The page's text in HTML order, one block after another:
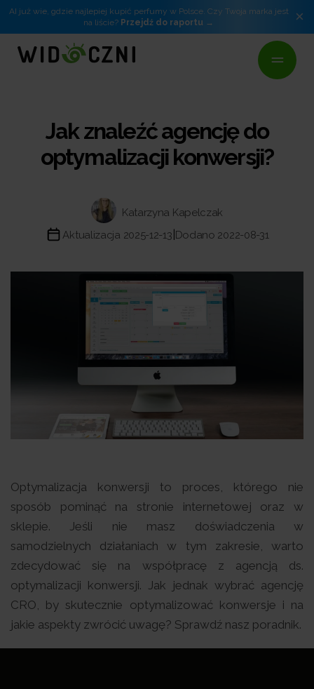
AI już wie, gdzie najlepiej kupić perfumy w Polsce. Czy Twoja marka jest
na liście? Przejdź do raportu ×
Jak znaleźć agencję do
optymalizacji konwersji?
Katarzyna Kapelczak
Aktualizacja 2025-12-13 Dodano 2022-08-31
Optymalizacja konwersji to proces, którego nie
sposób pominąć na stronie internetowej oraz w
sklepie. Jeśli nie masz doświadczenia w
samodzielnych działaniach w tym zakresie, warto
zdecydować się na współpracę z agencją ds.
optymalizacji konwersji. Jak jednak wybrać agencję
CRO, by skutecznie optymalizować konwersje i na
jakie aspekty zwrócić uwagę? Sprawdź nasz poradnik.